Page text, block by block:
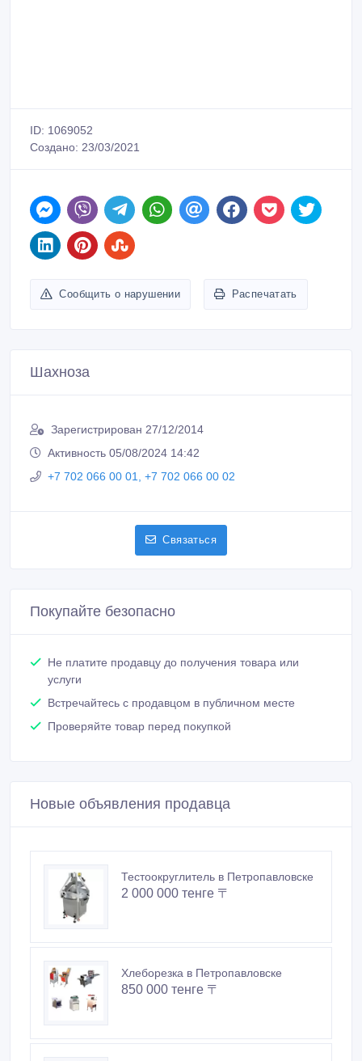
ID: 1069052
Создано: 23/03/2021
Сообщить о нарушении Распечатать
Шахноза
Зарегистрирован 27/12/2014
Активность 05/08/2024 14:42
+7 702 066 00 01, +7 702 066 00 02
Связаться
Покупайте безопасно
Не платите продавцу до получения товара или
услуги
Встречайтесь с продавцом в публичном месте
Проверяйте товар перед покупкой
Новые объявления продавца
Тестоокруглитель в Петропавловске
2 000 000 тенге 〒
Хлеборезка в Петропавловске
850 000 тенге 〒